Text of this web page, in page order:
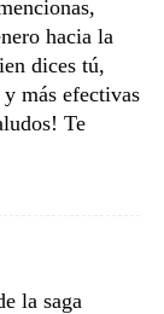
hacia la
dices tú,
más efectivas
Te
la saga